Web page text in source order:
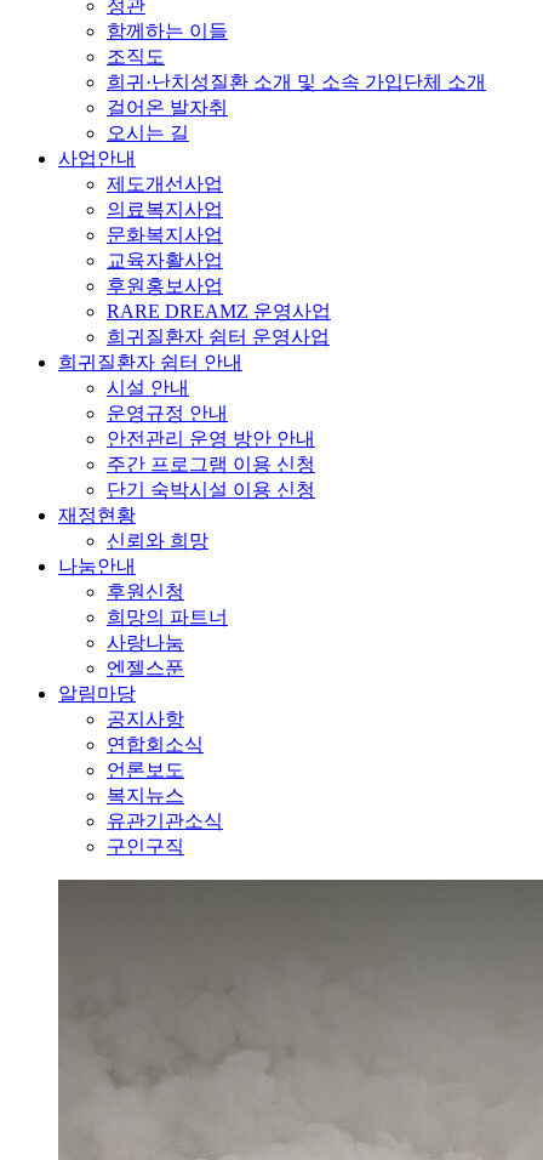
정관
함께하는 이들
조직도
희귀·난치성질환 소개 및 소속 가입단체 소개
걸어온 발자취
오시는 길
사업안내
제도개선사업
의료복지사업
문화복지사업
교육자활사업
후원홍보사업
RARE DREAMZ 운영사업
희귀질환자 쉼터 운영사업
희귀질환자 쉼터 안내
시설 안내
운영규정 안내
안전관리 운영 방안 안내
주간 프로그램 이용 신청
단기 숙박시설 이용 신청
재정현황
신뢰와 희망
나눔안내
후원신청
희망의 파트너
사랑나눔
엔젤스푼
알림마당
공지사항
연합회소식
언론보도
복지뉴스
유관기관소식
구인구직